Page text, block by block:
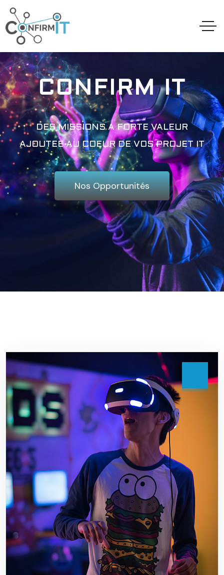
CONFIRM IT
DES MISSIONS A FORTE VALEUR
AJOUTEE AU COEUR DE VOS PROJET IT
Nos Opportunités